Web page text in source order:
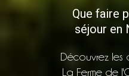
Que faire
séjour en
Découvrez les
La Ferme de